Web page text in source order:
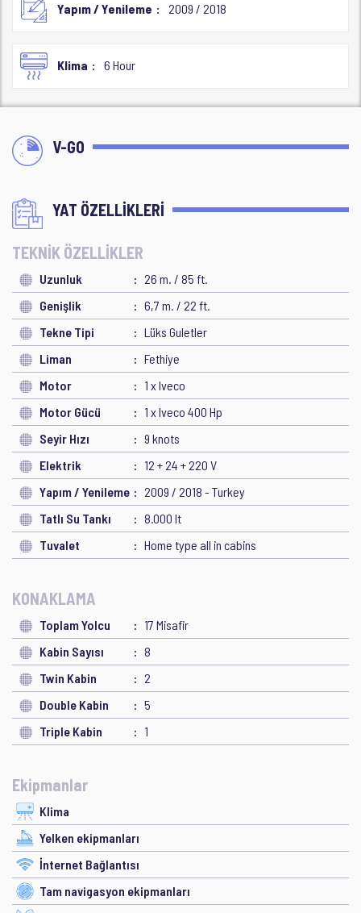
Yapım / Yenileme 2009 / 2018
Klima 6 Hour
V-GO
YAT ÖZELLİKLERİ
TEKNİK ÖZELLİKLER
Uzunluk
26 m. / 85 ft.
Genişlik
6,7 m. / 22 ft.
Tekne Tipi
Lüks Guletler
Liman
Fethiye
Motor
1 x Iveco
Motor Gücü
1 x Iveco 400 Hp
Seyir Hızı
9 knots
Elektrik
12 + 24 + 220 V
Yapım / Yenileme
2009 / 2018 - Turkey
Tatlı Su Tankı
8.000 lt
Tuvalet
Home type all in cabins
KONAKLAMA
Toplam Yolcu
17 Misafir
Kabin Sayısı
8
Twin Kabin
2
Double Kabin
5
Triple Kabin
1
Ekipmanlar
Klima
Yelken ekipmanları
İnternet Bağlantısı
Tam navigasyon ekipmanları